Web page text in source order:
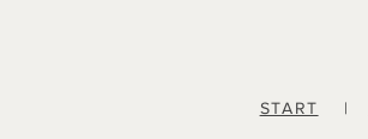
START |